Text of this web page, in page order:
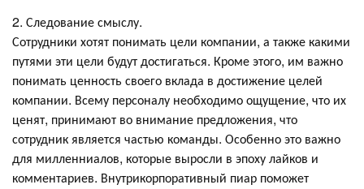
2. Следование смыслу.
Сотрудники хотят понимать цели компании, а также какими
путями эти цели будут достигаться. Кроме этого, им важно
понимать ценность своего вклада в достижение целей
компании. Всему персоналу необходимо ощущение, что их
ценят, принимают во внимание предложения, что
сотрудник является частью команды. Особенно это важно
для милленниалов, которые выросли в эпоху лайков и
комментариев. Внутрикорпоративный пиар поможет